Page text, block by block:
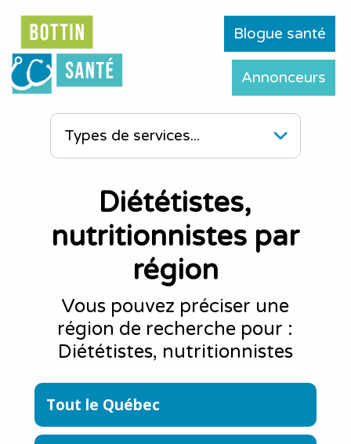
Blogue santé
Annonceurs
Diététistes,
nutritionnistes par
région
Vous pouvez préciser une
région de recherche pour :
Diététistes, nutritionnistes
Tout le Québec